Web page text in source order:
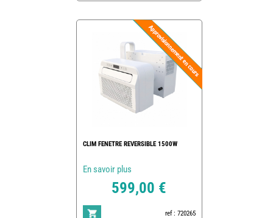
CLIM FENETRE REVERSIBLE 1500W
En savoir plus
599,00 €
ref : 720265